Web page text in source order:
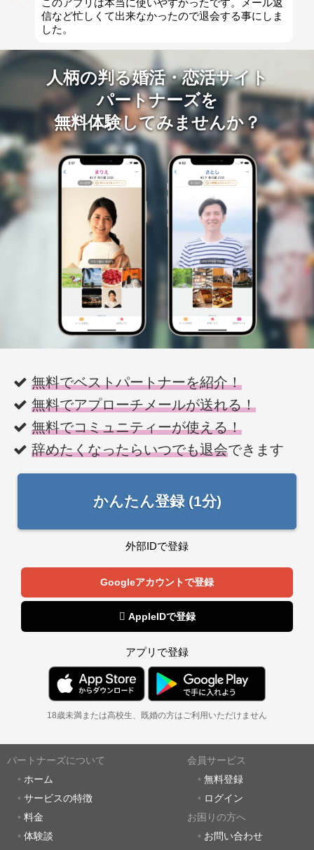
このアプリは本当に使いやすかったです。メール返
信など忙しくて出来なかったので退会する事にしま
した。
人柄の判る婚活・恋活サイト
パートナーズを
無料体験してみませんか？
無料でベストパートナーを紹介！
無料でアプローチメールが送れる！
無料でコミュニティーが使える！
辞めたくなったらいつでも退会できます
かんたん登録 (1分)
外部IDで登録
Googleアカウントで登録
 AppleIDで登録
アプリで登録
18歳未満または高校生、既婚の方はご利用いただけません
パートナーズについて
ホーム
サービスの特徴
料金
体験談
会員サービス
無料登録
ログイン
お困りの方へ
お問い合わせ